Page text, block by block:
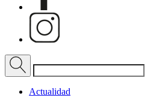
Actualidad